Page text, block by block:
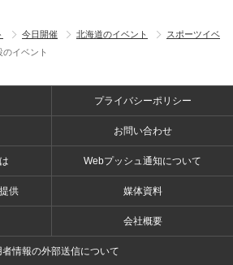
今日開催 北海道のイベント
スポーツイベ
イベント
プライバシーポリシー
お問い合わせ
Webプッシュ通知について
供 媒体資料
会社概要
者情報の外部送信について